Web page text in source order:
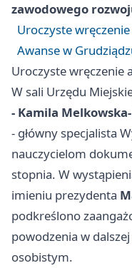
zawodowego
Uroczyste
Awanse w
Uroczyste wręczenie
W sali Urzędu
- Kamila
- główny specjalista
nauczycielom
stopnia. W
imieniu prezydenta
podkreślono
powodzenia w
osobistym.